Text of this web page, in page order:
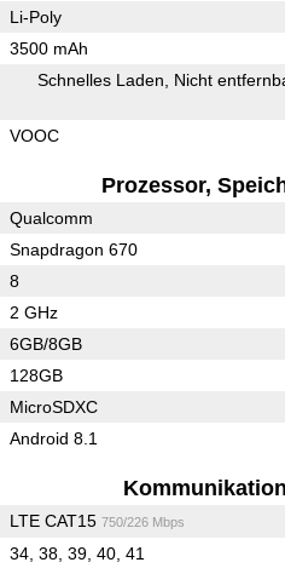
Li-Poly
3500 mAh
Schnelles Laden Nicht
VOOC
Prozessor,
Qualcomm
Snapdragon 670
8
2 GHz
6GB/8GB
128GB
MicroSDXC
Android 8.1
Kommunikation
LTE CAT15 750/226 Mbps
34, 38, 39, 40, 41